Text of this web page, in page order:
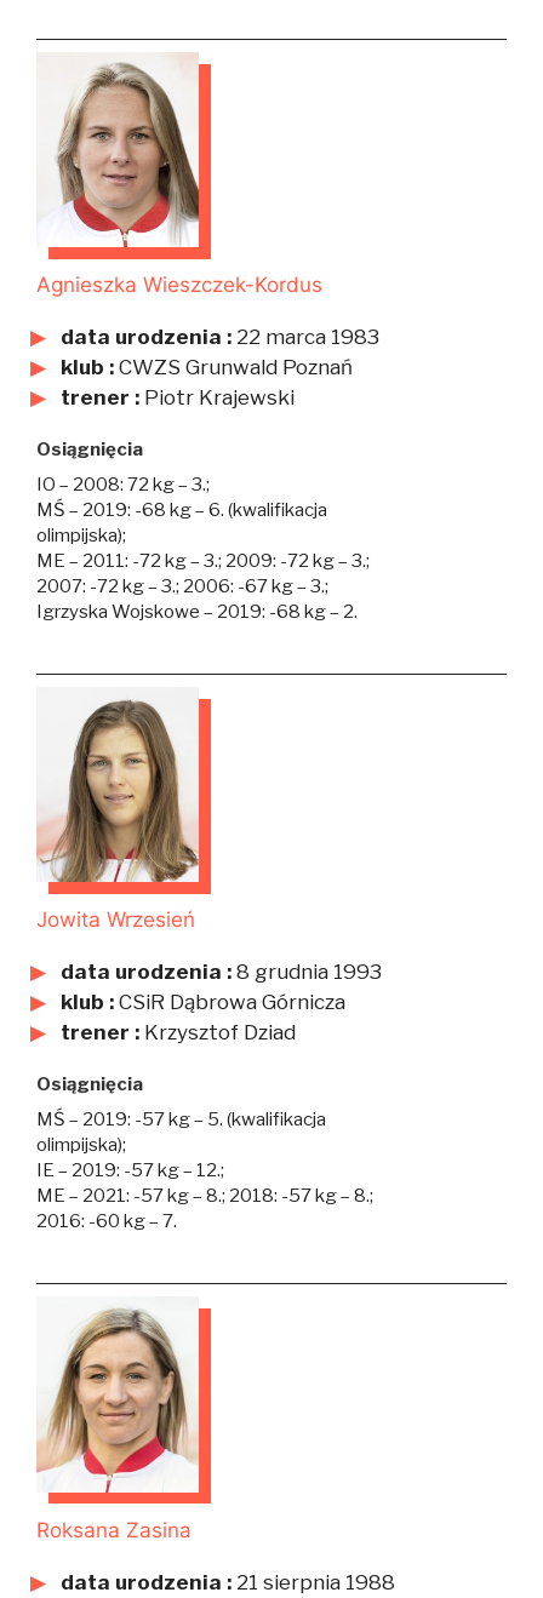
Agnieszka Wieszczek-Kordus
data urodzenia : 22 marca 1983
klub : CWZS Grunwald Poznań
trener : Piotr Krajewski
Osiągnięcia
IO – 2008: 72 kg – 3.;
MŚ – 2019: -68 kg – 6. (kwalifikacja
olimpijska);
ME – 2011: -72 kg – 3.; 2009: -72 kg – 3.;
2007: -72 kg – 3.; 2006: -67 kg – 3.;
Igrzyska Wojskowe – 2019: -68 kg – 2.
Jowita Wrzesień
data urodzenia : 8 grudnia 1993
klub : CSiR Dąbrowa Górnicza
trener : Krzysztof Dziad
Osiągnięcia
MŚ – 2019: -57 kg – 5. (kwalifikacja
olimpijska);
IE – 2019: -57 kg – 12.;
ME – 2021: -57 kg – 8.; 2018: -57 kg – 8.;
2016: -60 kg – 7.
Roksana Zasina
data urodzenia : 21 sierpnia 1988